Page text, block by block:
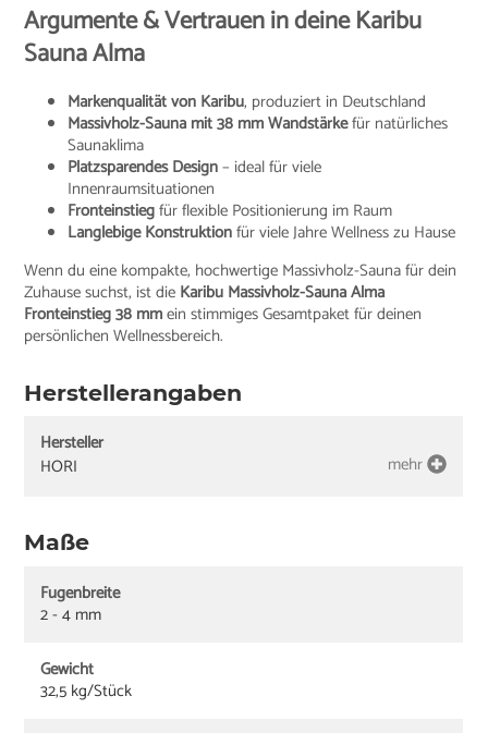
Argumente & Vertrauen in deine Karibu
Sauna Alma
Markenqualität von Karibu, produziert in Deutschland
Massivholz-Sauna mit 38 mm Wandstärkefür natürliches
Saunaklima
Platzsparendes Design– ideal für viele
Innenraumsituationen
Fronteinstiegfür flexible Positionierung im Raum
Langlebige Konstruktionfür viele Jahre Wellness zu Hause
Wenn du eine kompakte, hochwertige Massivholz-Sauna für dein
Zuhause suchst, ist die Karibu Massivholz-Sauna Alma
Fronteinstieg 38 mmein stimmiges Gesamtpaket für deinen
persönlichen Wellnessbereich.
Herstellerangaben
Hersteller
HORI
mehr
Maße
Fugenbreite
2 - 4 mm
Gewicht
32,5 kg/Stück